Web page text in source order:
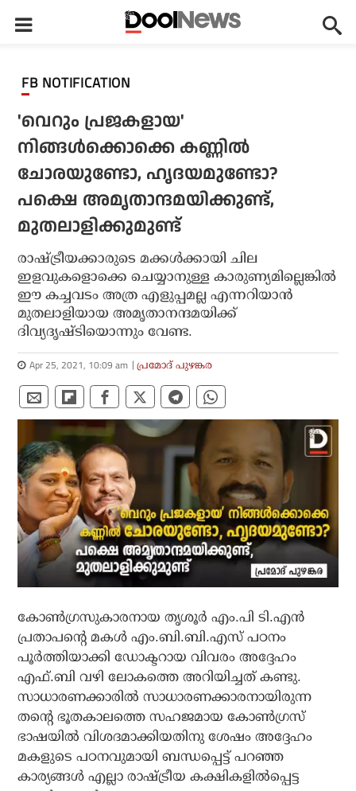
FB NOTIFICATION
'വെറും പ്രജകളായ'
നിങ്ങള്‍ക്കൊക്കെ കണ്ണില്‍
ചോരയുണ്ടോ, ഹൃദയമുണ്ടോ?
പക്ഷെ അമൃതാന്ദമയിക്കുണ്ട്,
മുതലാളിക്കുമുണ്ട്
രാഷ്ട്രീയക്കാരുടെ മക്കള്‍ക്കായി ചില
ഇളവുകളൊക്കെ ചെയ്യാനുള്ള കാരുണ്യമില്ലെങ്കില്‍
ഈ കച്ചവടം അത്ര എളുപ്പമല്ല എന്നറിയാന്‍
മുതലാളിയായ അമൃതാനന്ദമയിക്ക്
ദിവ്യദൃഷ്ടിയൊന്നും വേണ്ട.
Apr 25, 2021, 10:09 am പ്രമോദ് പുഴങ്കര
കോണ്‍ഗ്രസുകാരനായ തൃശൂര്‍ എം.പി ടി.എന്‍
പ്രതാപന്റെ മകള്‍ എം.ബി.ബി.എസ് പഠനം
പൂര്‍ത്തിയാക്കി ഡോക്ടറായ വിവരം അദ്ദേഹം
എഫ്.ബി വഴി ലോകത്തെ അറിയിച്ചത് കണ്ടു.
സാധാരണക്കാരില്‍ സാധാരണക്കാരനായിരുന്ന
തന്റെ ഭൂതകാലത്തെ സഹജമായ കോണ്‍ഗ്രസ്
ഭാഷയില്‍ വിശദമാക്കിയതിനു ശേഷം അദ്ദേഹം
മകളുടെ പഠനവുമായി ബന്ധപ്പെട്ട് പറഞ്ഞ
കാര്യങ്ങള്‍ എല്ലാ രാഷ്ട്രീയ കക്ഷികളില്‍പ്പെട്ട